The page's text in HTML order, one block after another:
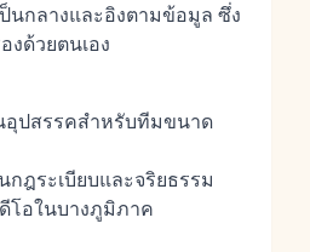
นกลางและอิงตามข้อมูล ซึ่ง
งด้วยตนเอง
อุปสรรคสำหรับทีมขนาด
กฎระเบียบและจริยธรรม
โอในบางภูมิภาค